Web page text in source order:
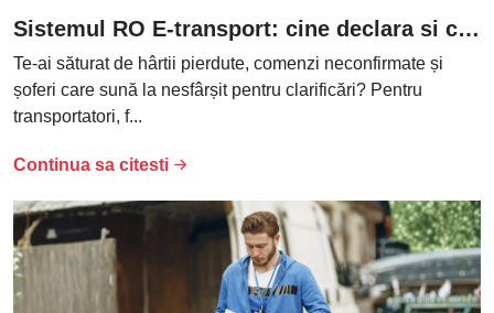
Sistemul RO E-transport: cine declara si ce trebuie sa stii daca lucrezi in transporturi
Te-ai săturat de hârtii pierdute, comenzi neconfirmate și
șoferi care sună la nesfârșit pentru clarificări? Pentru
transportatori, f...
Continua sa citesti